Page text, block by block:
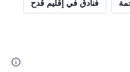
فنادق في إقليم قدح